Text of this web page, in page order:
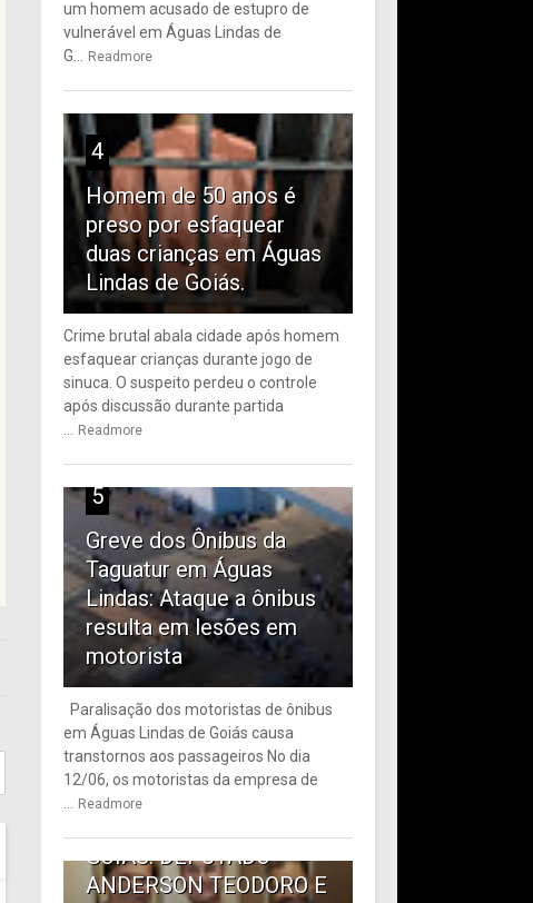
um homem acusado de estupro de
vulnerável em Águas Lindas de
G...
Readmore
4
Homem de 50 anos é
preso por esfaquear
duas crianças em Águas
Lindas de Goiás.
Crime brutal abala cidade após homem
esfaquear crianças durante jogo de
sinuca. O suspeito perdeu o controle
após discussão durante partida
Readmore
5
Greve dos Ônibus da
Taguatur em Águas
Lindas: Ataque a ônibus
resulta em lesões em
motorista
Paralisação dos motoristas de ônibus
em Águas Lindas de Goiás causa
transtornos aos passageiros No dia
12/06, os motoristas da empresa de
Readmore
6
TRANSPORTE PÚBLICO
GOIÁS: DEPUTADO
ANDERSON TEODORO E